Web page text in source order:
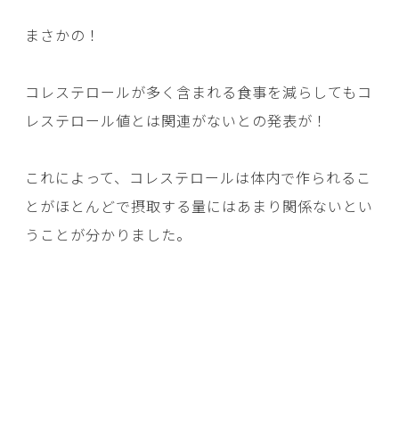
まさかの！
コレステロールが多く含まれる食事を減らしてもコ
レステロール値とは関連がないとの発表が！
これによって、コレステロールは体内で作られるこ
とがほとんどで摂取する量にはあまり関係ないとい
うことが分かりました。